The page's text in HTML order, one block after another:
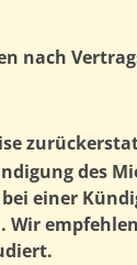
nach
des
einer